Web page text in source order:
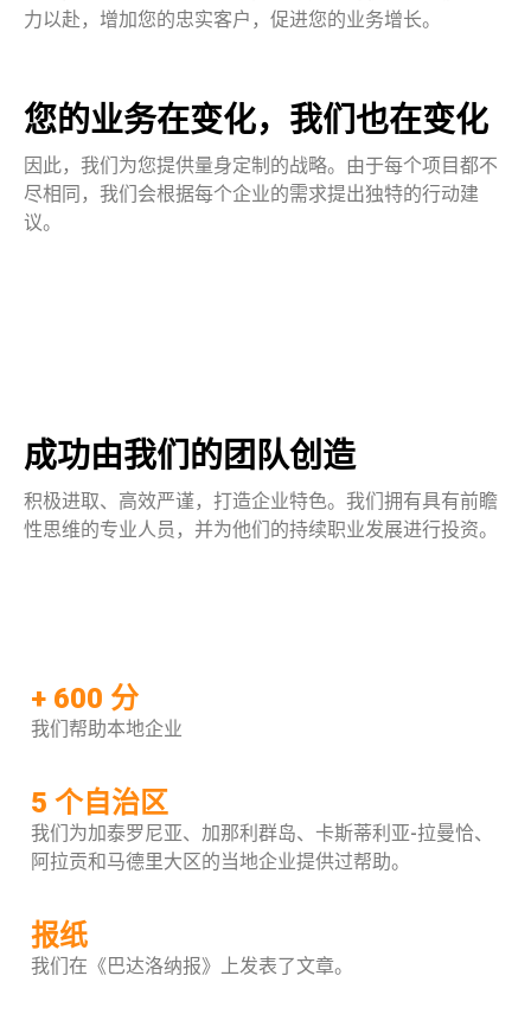
力以赴，增加您的忠实客户，促进您的业务增长。
您的业务在变化，我们也在变化
因此，我们为您提供量身定制的战略。由于每个项目都不
尽相同，我们会根据每个企业的需求提出独特的行动建
议。
成功由我们的团队创造
积极进取、高效严谨，打造企业特色。我们拥有具有前瞻
性思维的专业人员，并为他们的持续职业发展进行投资。
+ 600 分
我们帮助本地企业
5 个自治区
我们为加泰罗尼亚、加那利群岛、卡斯蒂利亚-拉曼恰、
阿拉贡和马德里大区的当地企业提供过帮助。
报纸
我们在《巴达洛纳报》上发表了文章。